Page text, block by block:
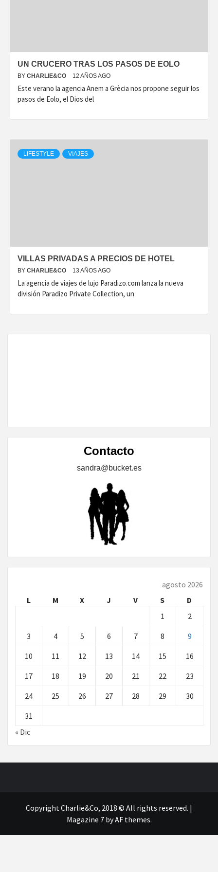
UN CRUCERO TRAS LOS PASOS DE EOLO
BY CHARLIE&CO 12 AÑOS AGO
Este verano la agencia Anem a Grècia nos propone seguir los
pasos de Eolo, el Dios del
LIFESTYLE VIAJES
VILLAS PRIVADAS A PRECIOS DE HOTEL
BY CHARLIE&CO 13 AÑOS AGO
La agencia de viajes de lujo Paradizo.com lanza la nueva
división Paradizo Private Collection, un
Contacto
sandra@bucket.es
agosto 2026
L
M X J V S
D
1
2
3 4 5 6 7 8 9
10 11 12 13 14 15 16
17 18 19 20 21 22 23
24 25 26 27 28 29 30
31
« Dic
Copyright Charlie&Co, 2018 © All rights reserved. |
Magazine 7by AF themes.